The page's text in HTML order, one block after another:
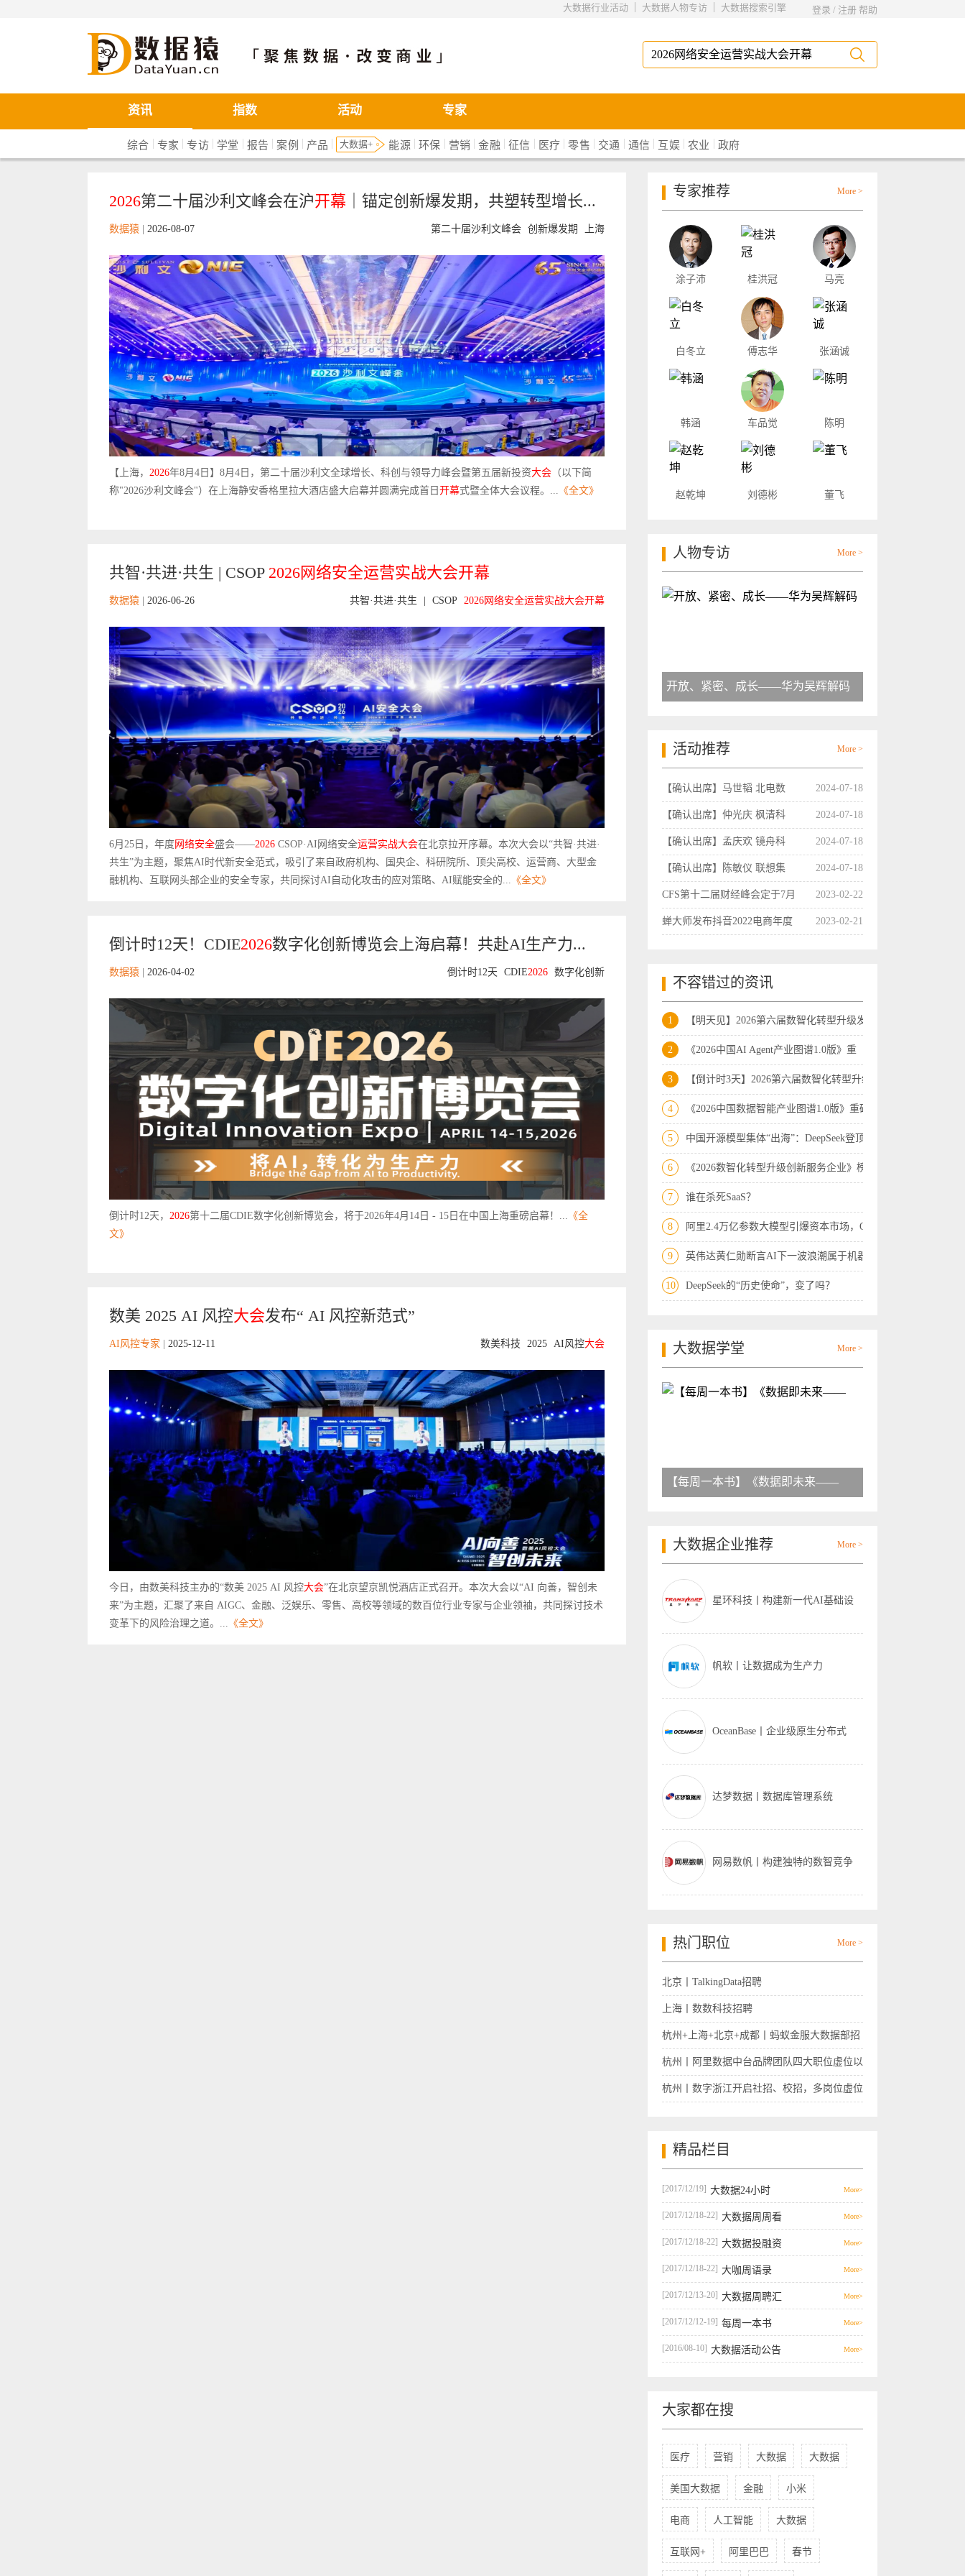
登录 / 注册 帮助
大数据搜索引擎
|
大数据人物专访
|
大数据行业活动
数据猿
资讯 指数 活动 专家
综合 | 专家 |专访| 学堂 | 报告 | 案例 | 产品 | 大数据+ 能源 |环保 | 营销 |金融 |征信 | 医疗 | 零售 | 交通 | 通信 | 互娱 | 农业 | 政府
2026第二十届沙利文峰会在沪开幕 ｜锚定创新爆发期，共塑转型增长...
第二十届沙利文峰会 创新爆发期 上海
数据猿 2026-08-07
【上海， 2026年8月4日】8月4日，第二十届沙利文全球增长、科创与领导力峰会暨第五届新投资大会 （以下简
称"2026沙利文峰会"）在上海静安香格里拉大酒店盛大启幕并圆满完成首日 开幕式暨全体大会议程。... 《全文》
共智·共进·共生 | CSOP 2026网络安全运营实战大会开幕
共智·共进·共生 CSOP 2026网络安全运营实战大会开幕
数据猿 2026-06-26
6月25日，年度网络安全盛会——2026 CSOP·AI网络安全运营实战大会在北京拉开序幕。本次大会以“共智·共进·
共生”为主题，聚焦AI时代新安全范式，吸引了来自政府机构、国央企、科研院所、顶尖高校、运营商、大型金
融机构、互联网头部企业的安全专家，共同探讨AI自动化攻击的应对策略、AI赋能安全的... 《全文》
倒计时12天！CDIE2026数字化创新博览会上海启幕！共赴AI生产力...
倒计时12天 CDIE2026 数字化创新
数据猿 2026-04-02
倒计时12天， 2026第十二届CDIE数字化创新博览会，将于2026年4月14日 - 15日在中国上海重磅启幕！... 《全
文》
数美 2025 AI 风控大会发布“ AI 风控新范式”
数美科技 2025 AI风控大会
AI风控专家 2025-12-11
今日，由数美科技主办的“数美 2025 AI 风控大会”在北京望京凯悦酒店正式召开。本次大会以“AI 向善，智创未
来”为主题，汇聚了来自 AIGC、金融、泛娱乐、零售、高校等领域的数百位行业专家与企业领袖，共同探讨技术
变革下的风险治理之道。... 《全文》
专家推荐 More >
涂子沛 桂洪冠 马亮
白冬立 傅志华 张涵诚
韩涵 车品觉 陈明
赵乾坤 刘德彬 董飞
人物专访 More >
开放、紧密、成长——华为吴辉解码
活动推荐 More >
【确认出席】马世韬 北电数 2024-07-18
【确认出席】仲光庆 枫清科 2024-07-18
【确认出席】孟庆欢 镜舟科 2024-07-18
【确认出席】陈敏仪 联想集 2024-07-18
CFS第十二届财经峰会定于7月 2023-02-22
蝉大师发布抖音2022电商年度 2023-02-21
不容错过的资讯
1 【明天见】2026第六届数智化转型升级发展
2 《2026中国AI Agent产业图谱1.0版》重
3 【倒计时3天】2026第六届数智化转型升级
4 《2026中国数据智能产业图谱1.0版》重磅
5 中国开源模型集体“出海”：DeepSeek登顶
6 《2026数智化转型升级创新服务企业》榜
7 谁在杀死SaaS？
8 阿里2.4万亿参数大模型引爆资本市场，Op
9 英伟达黄仁勋断言AI下一波浪潮属于机器人
10 DeepSeek的“历史使命”，变了吗？
大数据学堂 More >
【每周一本书】《数据即未来——
大数据企业推荐 More >
星环科技丨构建新一代AI基础设
帆软丨让数据成为生产力
OceanBase丨企业级原生分布式
达梦数据丨数据库管理系统
网易数帆丨构建独特的数智竞争
热门职位 More >
北京丨TalkingData招聘
上海丨数数科技招聘
杭州+上海+北京+成都丨蚂蚁金服大数据部招
聘
杭州丨阿里数据中台品牌团队四大职位虚位以
待
杭州丨数字浙江开启社招、校招，多岗位虚位
精品栏目
[2017/12/19] 大数据24小时 More>
[2017/12/18-22] 大数据周周看 More>
[2017/12/18-22] 大数据投融资 More>
[2017/12/18-22] 大咖周语录 More>
[2017/12/13-20] 大数据周聘汇 More>
[2017/12/12-19] 每周一本书 More>
[2016/08-10] 大数据活动公告 More>
大家都在搜
医疗 营销 大数据 大数据
美国大数据 金融 小米
电商 人工智能 大数据
互联网+ 阿里巴巴 春节